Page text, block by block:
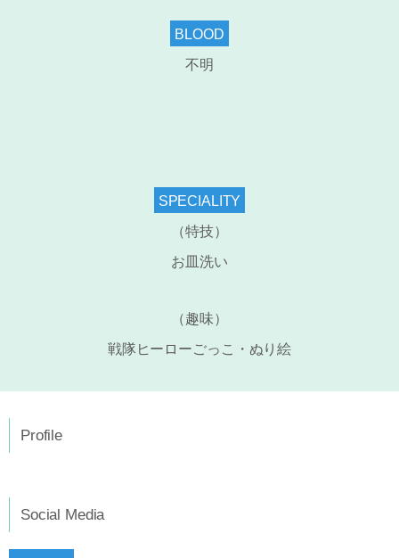
BLOOD
不明
SPECIALITY
（特技）
お皿洗い
（趣味）
戦隊ヒーローごっこ・ぬり絵
Profile
Social Media